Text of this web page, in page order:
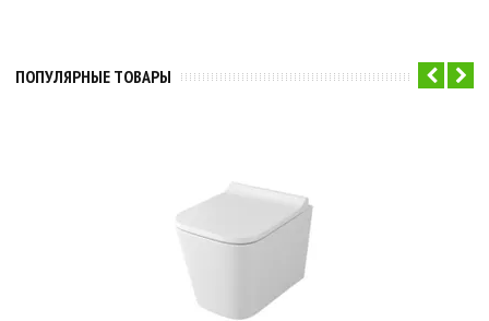
ПОПУЛЯРНЫЕ ТОВАРЫ